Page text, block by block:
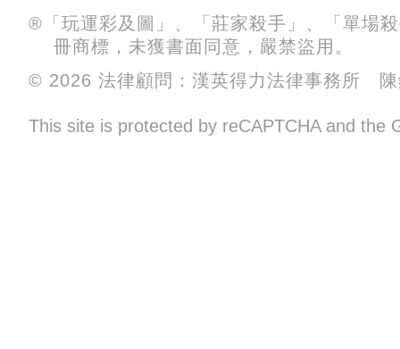
®「玩運彩及圖」、「莊家殺手」、「單場
冊商標，未獲書面同意，嚴禁盜用。
© 2026 法律顧問：漢英得力法律事務所 陳
This site is protected by reCAPTCHA and the